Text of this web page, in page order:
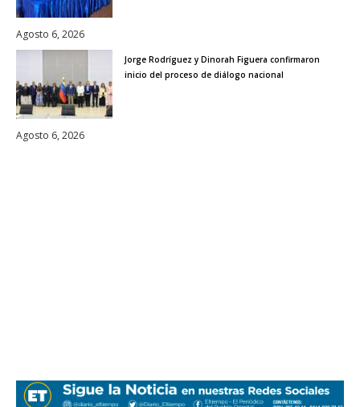
Agosto 6, 2026
Jorge Rodríguez y Dinorah Figuera confirmaron
inicio del proceso de diálogo nacional
Agosto 6, 2026